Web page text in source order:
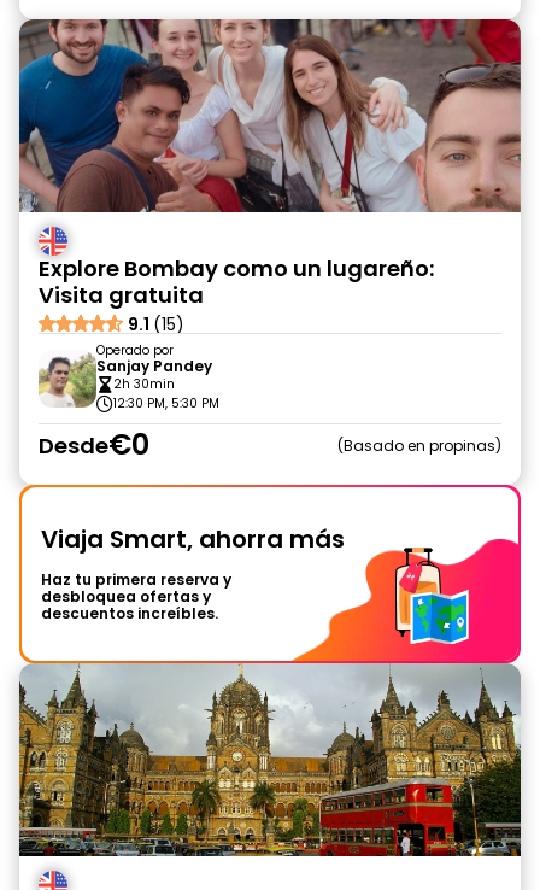
Explore Bombay como un lugareño:
Visita gratuita
9.1 (15)
Operado por
Sanjay Pandey
2h 30min
12:30 PM, 5:30 PM
Desde€0 Basado en propinas
Viaja Smart, ahorra más
Haz tu primera reserva y
desbloquea ofertas y
descuentos increíbles.